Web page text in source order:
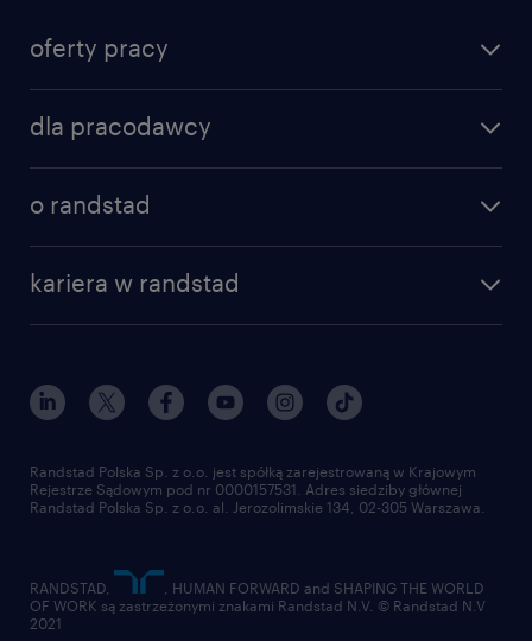
oferty pracy
specjalizacje
praca w amazon
dla pracodawcy
o randstad
dla mediów
dla dostawców
kariera w randstad
nasz świat
pracuj w randstad
złóż CV
Randstad Polska Sp. z o.o. jest spółką zarejestrowaną w Krajowym
Rejestrze Sądowym pod nr 0000157531. Adres siedziby głównej
Randstad Polska Sp. z o.o. al. Jerozolimskie 134, 02-305 Warszawa.
RANDSTAD,
, HUMAN FORWARD and SHAPING THE WORLD
OF WORK są zastrzeżonymi znakami Randstad N.V. © Randstad N.V
2021